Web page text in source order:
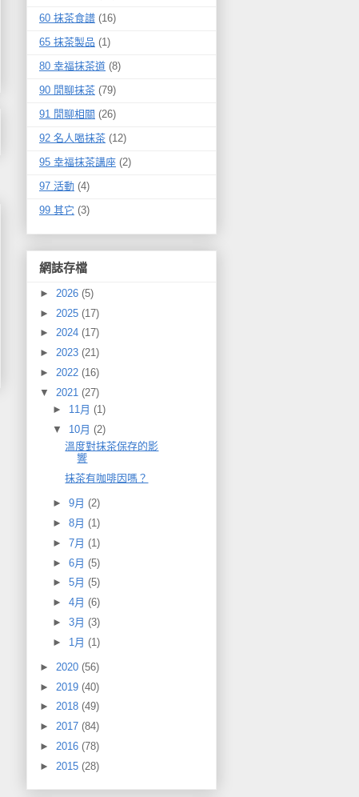
60 抹茶食譜 (16)
65 抹茶製品 (1)
80 幸福抹茶道 (8)
90 閒聊抹茶 (79)
91 閒聊相關 (26)
92 名人喝抹茶 (12)
95 幸福抹茶講座 (2)
97 活動 (4)
99 其它 (3)
網誌存檔
► 2026 (5)
► 2025 (17)
► 2024 (17)
► 2023 (21)
► 2022 (16)
▼ 2021 (27)
► 11月 (1)
▼ 10月 (2)
溫度對抹茶保存的影
響
抹茶有咖啡因嗎？
► 9月 (2)
► 8月 (1)
► 7月 (1)
► 6月 (5)
► 5月 (5)
► 4月 (6)
► 3月 (3)
► 1月 (1)
► 2020 (56)
► 2019 (40)
► 2018 (49)
► 2017 (84)
► 2016 (78)
► 2015 (28)